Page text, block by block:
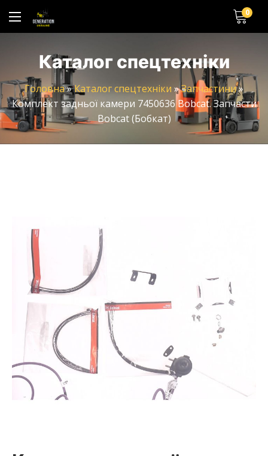
0
Каталог спецтехніки
Головна»Каталог спецтехніки »Запчастини»
Комплект задньої камери 7450636 Bobcat. Запчасти
Bobcat (Бобкат)